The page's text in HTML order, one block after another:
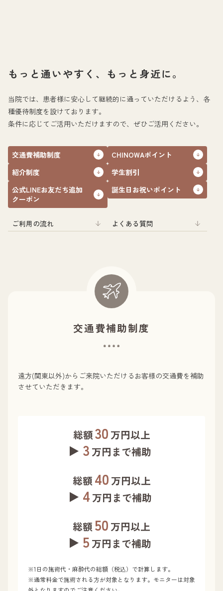
もっと通いやすく、もっと身近に。
当院では、患者様に安心して継続的に通っていただけるよう、各
種優待制度を設けております。
条件に応じてご活用いただけますので、ぜひご活用ください。
交通費補助制度
CHINOWAポイント
紹介制度
学生割引
公式LINEお友だち追加
クーポン
誕生日お祝いポイント
ご利用の流れ よくある質問
交通費補助制度
遠方(関東以外)からご来院いただけるお客様の交通費を補助
させていただきます。
総額30 万円以上
3 万円まで補助
総額 40 万円以上
4 万円まで補助
総額 50 万円以上
5 万円まで補助
※1日の施術代・麻酔代の総額（税込）で計算します。
※通常料金で施術される方が対象となります。モニターは対象